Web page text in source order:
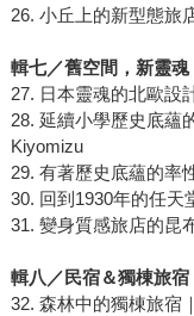
26. 小丘上的新型態旅
輯七／舊空間，新靈魂
27. 日本靈魂的北歐設
28. 延續小學歷史底蘊
Kiyomizu
29. 有著歷史底蘊的率
30. 回到1930年的任天
31. 變身質感旅店的昆
輯八／ 民宿＆獨棟旅宿
32. 森林中的獨棟旅宿